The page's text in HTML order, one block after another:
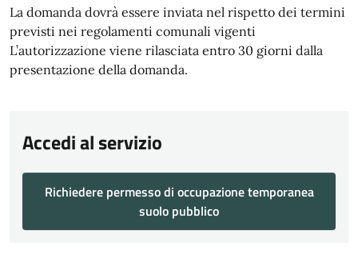
La domanda dovrà essere inviata nel rispetto dei termini
previsti nei regolamenti comunali vigenti
L’autorizzazione viene rilasciata entro 30 giorni dalla
presentazione della domanda.
Accedi al servizio
Richiedere permesso di occupazione temporanea
suolo pubblico